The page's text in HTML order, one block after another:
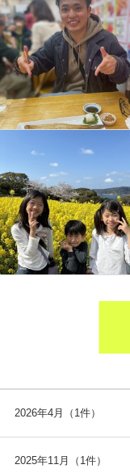
2026年4月（1件）
2025年11月（1件）